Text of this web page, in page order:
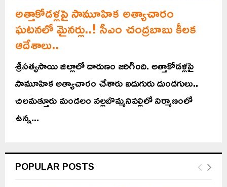
అత్తాకోడళ్లపై సామూహిక అత్యాచారం
ఘటనలో మైనర్లు..! సీఎం చంద్రబాబు కీలక
ఆదేశాలు..
శ్రీసత్యసాయి జిల్లాలో దారుణం జరిగింది. అత్తాకోడళ్లపై
సామూహిక అత్యాచారం చేశారు ఐదుగురు దుండగులు..
చిలమత్తూరు మండలం నల్లబొమ్మనిపల్లిలో నిర్మాణంలో
ఉన్న...
POPULAR POSTS